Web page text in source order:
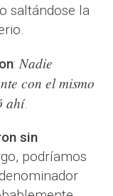
saltándose la
:Nadie
con el mismo
ahí.
sin
podríamos